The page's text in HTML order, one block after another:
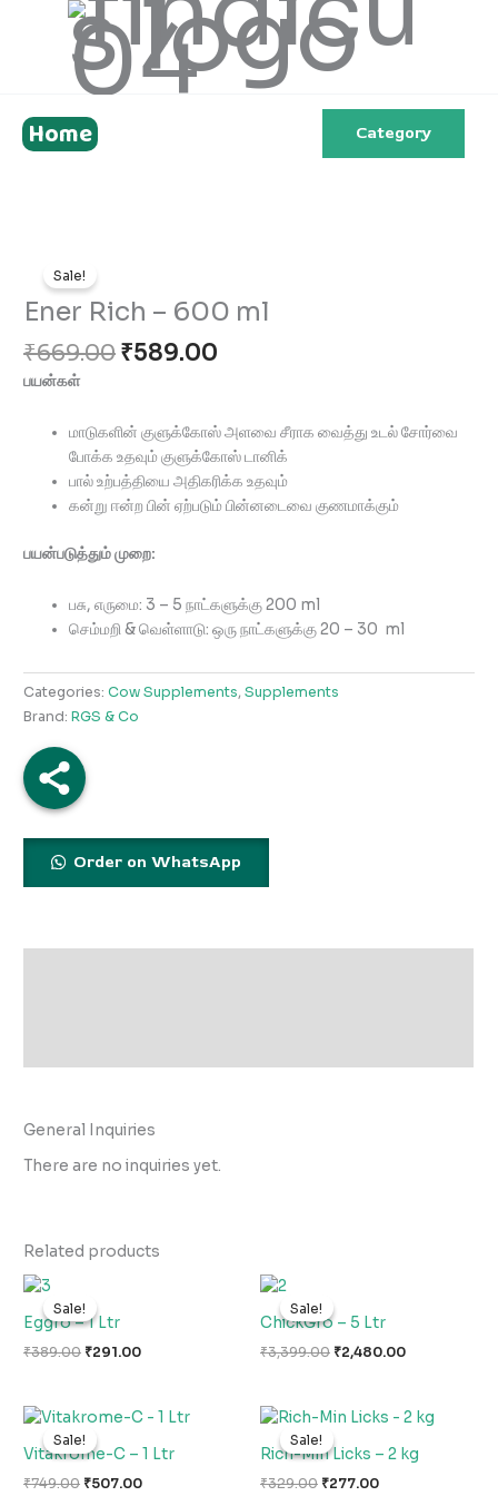
Home Category
Sale!
Ener Rich – 600 ml
₹669.00
was:
₹669.00.
₹589.00
is:
₹589.00.
பயன்கள்
மாடுகளின் குளுக்கோஸ் அளவை சீராக வைத்து உடல் சோர்வை
போக்க உதவும் குளுக்கோஸ் டானிக்
பால் உற்பத்தியை அதிகரிக்க உதவும்
கன்று ஈன்ற பின் ஏற்படும் பின்னடைவை குணமாக்கும்
பயன்படுத்தும் முறை:
பசு, எருமை: 3 – 5 நாட்களுக்கு 200 ml
செம்மறி & வெள்ளாடு: ஒரு நாட்களுக்கு 20 – 30 ml
Rich
-
600
ml
quantity
Categories:Cow Supplements,Supplements
Brand:RGS & Co
Order on WhatsApp
General Inquiries
There are no inquiries yet.
Related products
Sale!
Sale!
Eggro – 1 Ltr
₹389.00
price
was:
₹291.00
Sale!
Sale!
ChickGro – 5 Ltr
₹3,399.00
was:
₹2,480.00
Sale!
Sale!
Vitakrome-C – 1 Ltr
₹749.00
Original
price
was:
₹507.00
Current
is:
Sale!
Sale!
Rich-Min Licks – 2 kg
₹329.00
Original
price
was:
₹277.00
Current
is:
₹277.00.